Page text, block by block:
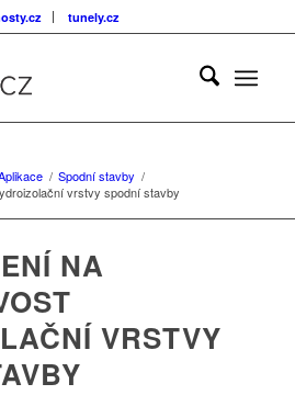
tunely.cz
/ Spodní stavby /
vrstvy spodní stavby
NA
VRSTVY